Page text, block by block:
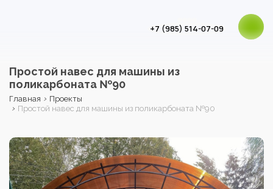
+7 (985) 514-07-09
Простой навес для машины из
поликарбоната №90
Главная › Проекты
› Простой навес для машины из поликарбоната №90